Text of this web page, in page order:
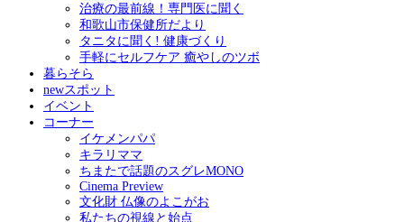
治療の最前線！専門医に聞く
和歌山市保健所だより
タニタに聞く! 健康づくり
手軽にセルフケア 癒やしのツボ
暮らそら
newスポット
イベント
コーナー
イケメンパパ
キラリママ
ちまたで話題のスグレMONO
Cinema Preview
文化財 仏像のよこがお
私たちの視線と始点